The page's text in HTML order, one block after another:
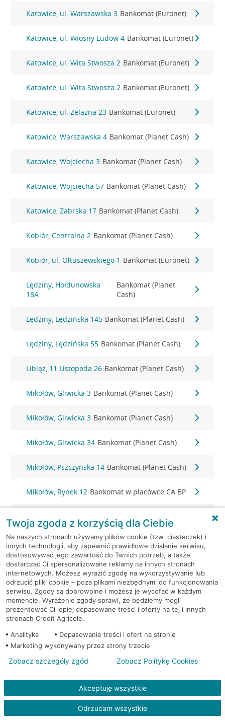
Katowice, ul. Warszawska 3 Bankomat (Euronet)
Katowice, ul. Wiosny Ludów 4 Bankomat (Euronet)
Katowice, ul. Wita Stwosza 2 Bankomat (Euronet)
Katowice, ul. Wita Stwosza 2 Bankomat (Euronet)
Katowice, ul. Żelazna 23 Bankomat (Euronet)
Katowice, Warszawska 4 Bankomat (Planet Cash)
Katowice, Wojciecha 3 Bankomat (Planet Cash)
Katowice, Wojciecha 57 Bankomat (Planet Cash)
Katowice, Zabrska 17 Bankomat (Planet Cash)
Kobiór, Centralna 2 Bankomat (Planet Cash)
Kobiór, ul. Ołtuszewskiego 1 Bankomat (Euronet)
Lędziny, Hołdunowska
18A
Bankomat (Planet
Cash)
Lędziny, Lędzińska 145 Bankomat (Planet Cash)
Lędziny, Lędzińska 55 Bankomat (Planet Cash)
Libiąż, 11 Listopada 26 Bankomat (Planet Cash)
Mikołów, Gliwicka 3 Bankomat (Planet Cash)
Mikołów, Gliwicka 3 Bankomat (Planet Cash)
Mikołów, Gliwicka 34 Bankomat (Planet Cash)
Mikołów, Pszczyńska 14 Bankomat (Planet Cash)
Mikołów, Rynek 12 Bankomat w placówce CA BP
Bankomat (Planet Cash)
Mikołów, ul. Gliwicka 2 Bankomat (Euronet)
Mikołów, ul. Jana Pawła II 10 Bankomat (Euronet)
Mikołów, ul. Podleska 8A Bankomat (Euronet)
Mikołów, ul. Rybnicka 7 Bankomat (Euronet)
Mysłowice, Chopina 1 Bankomat (Planet Cash)
Mysłowice, Gen.Ziętka 63 Bankomat (Planet Cash)
Mysłowice, Katowicka 64 Bankomat (Planet Cash)
Mysłowice, Moniuszki 61 Bankomat (Planet Cash)
Twoja zgoda z korzyścią dla Ciebie
Na naszych stronach używamy plików cookie (tzw. ciasteczek) i
innych technologii, aby zapewnić prawidłowe działanie serwisu,
dostosowywać jego zawartość do Twoich potrzeb, a także
dostarczać Ci spersonalizowane reklamy na innych stronach
internetowych. Możesz wyrazić zgodę na wykorzystywanie lub
odrzucić pliki cookie – poza plikami niezbędnymi do funkcjonowania
serwisu. Zgody są dobrowolne i możesz je wycofać w każdym
momencie. Wyrażenie zgody sprawi, że będziemy mogli
prezentować Ci lepiej dopasowane treści i oferty na tej i innych
stronach Credit Agricole.
Analityka
Dopasowanie treści i ofert na stronie
Marketing wykonywany przez strony trzecie
Akceptuję wszystkie
Odrzucam wszystkie
Zobacz szczegóły zgód Zobacz Politykę Cookies